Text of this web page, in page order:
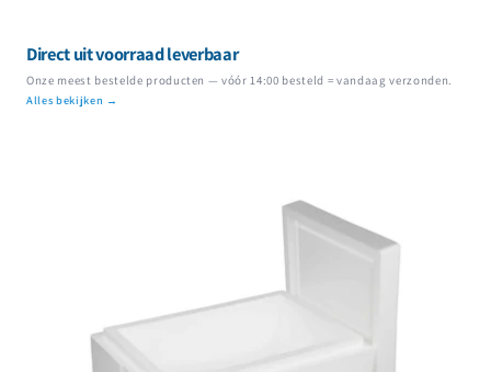
Direct uit voorraad leverbaar
Onze meest bestelde producten — vóór 14:00 besteld = vandaag verzonden.
Alles bekijken →